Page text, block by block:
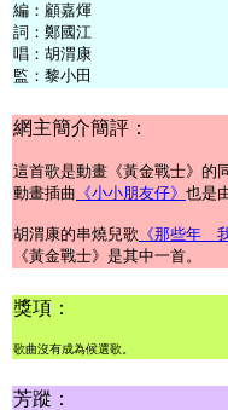
編：顧嘉煇
詞：鄭國江
唱：胡渭康
監：黎小田
網主簡介簡評：
這首歌是動畫《黃金戰士》的
動畫插曲 《小小朋友仔》 也是
胡渭康的串燒兒歌 《那些年
《黃金戰士》是其中一首。
獎項：
歌曲沒有成為候選歌。
芳蹤：